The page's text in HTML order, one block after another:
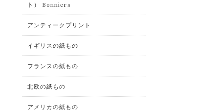
ト） Bonniers
アンティークプリント
イギリスの紙もの
フランスの紙もの
北欧の紙もの
アメリカの紙もの